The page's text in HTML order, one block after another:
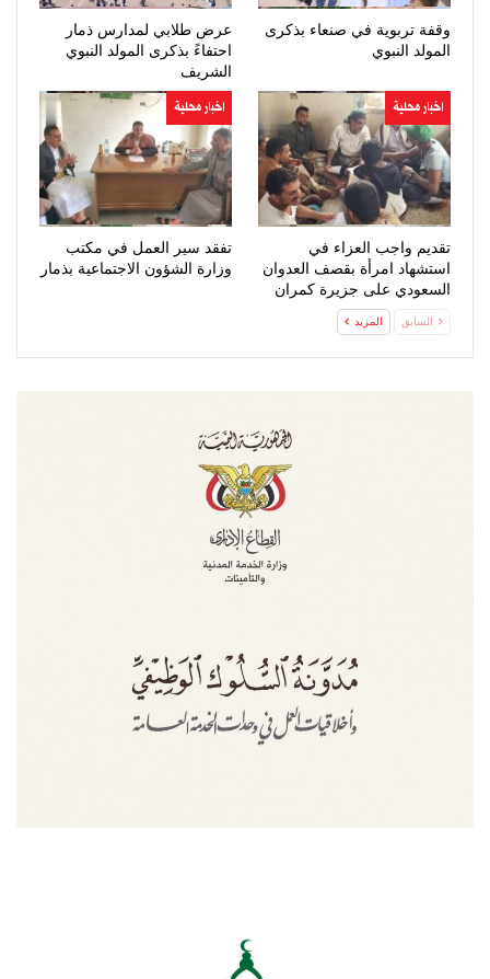
وقفة تربوية في صنعاء بذكرى
المولد النبوي
عرض طلابي لمدارس ذمار
احتفاءً بذكرى المولد النبوي
الشريف
اخبار محلية
تقديم واجب العزاء في
استشهاد امرأة بقصف العدوان
السعودي على جزيرة كمران
اخبار محلية
تفقد سير العمل في مكتب
وزارة الشؤون الاجتماعية بذمار
السابق المزيد